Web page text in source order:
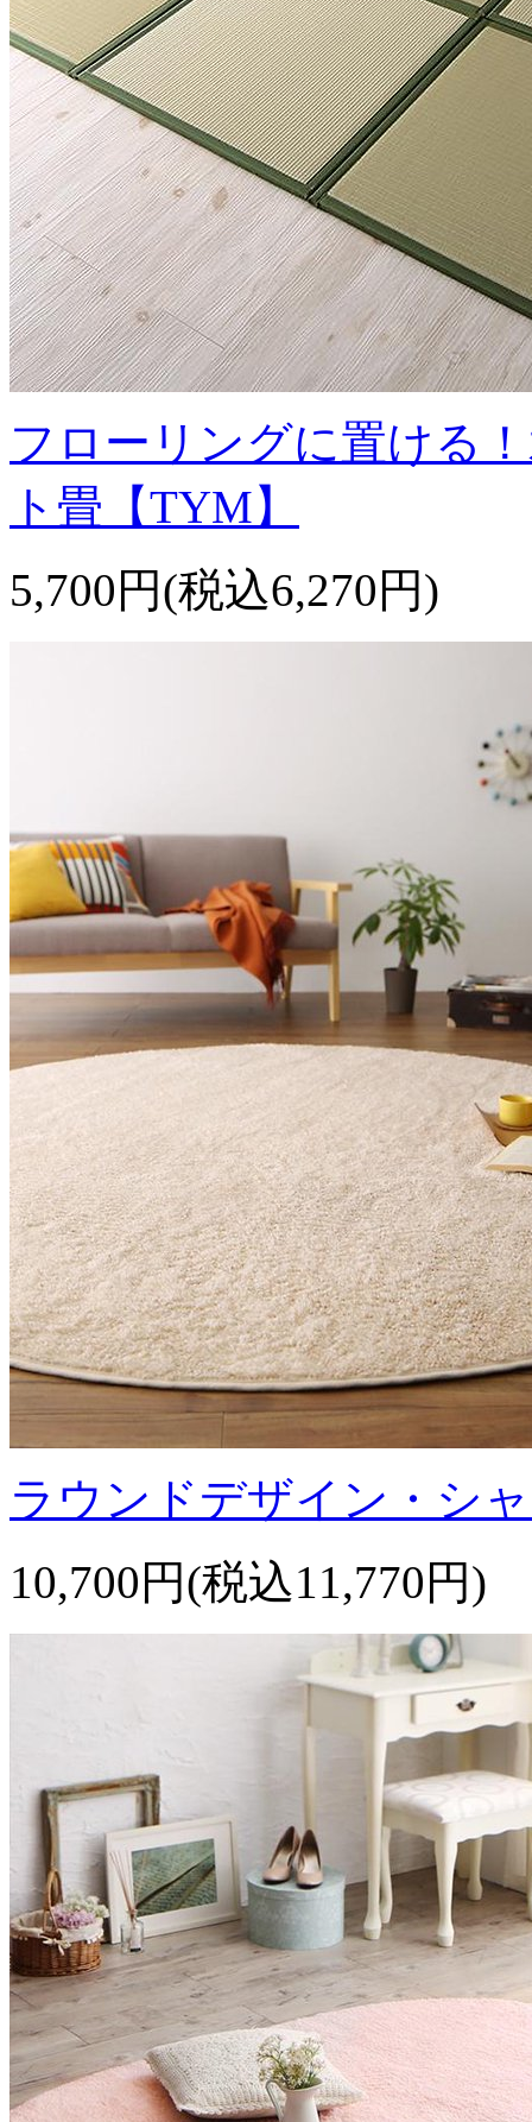
フローリングに置ける
ト畳【TYM】
5,700円(税込6,270円)
ラウンドデザイン・シ
10,700円(税込11,770円)